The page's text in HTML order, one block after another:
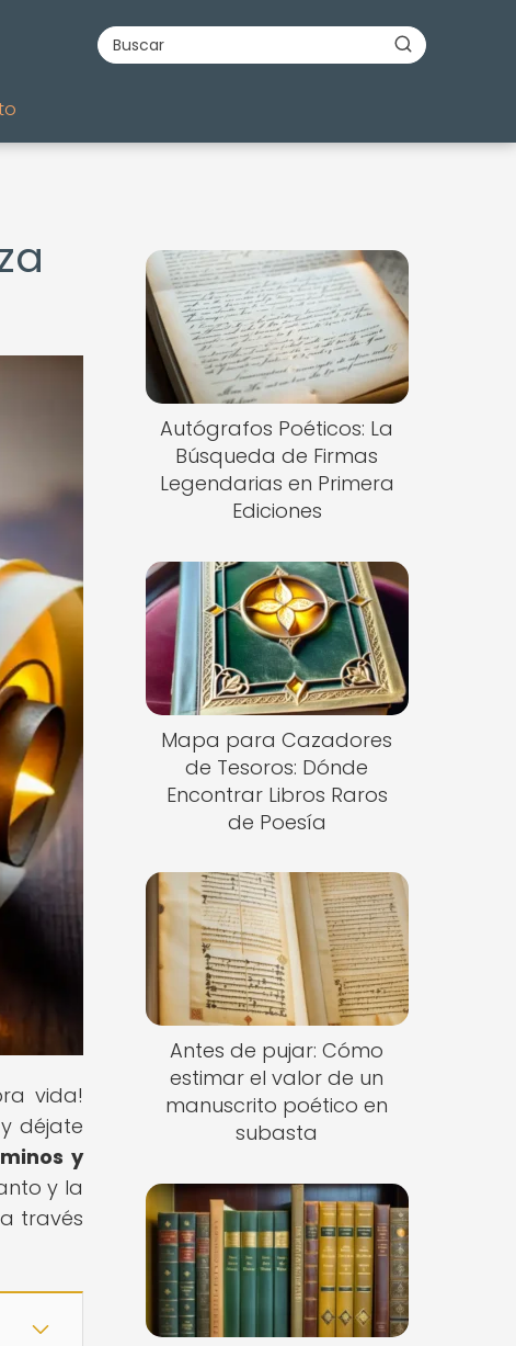
vida!
déjate
y
y la
través
Autógrafos Poéticos: La
Búsqueda de Firmas
Legendarias en Primera
Ediciones
Mapa para Cazadores
de Tesoros: Dónde
Encontrar Libros Raros
de Poesía
Antes de pujar: Cómo
estimar el valor de un
manuscrito poético en
subasta